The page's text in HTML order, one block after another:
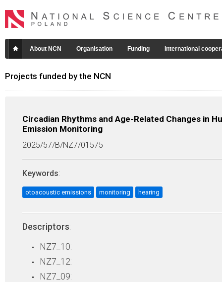
About NCN Organisation Funding International
Projects funded by the NCN
Circadian Rhythms and Age-Related Changes in
Emission Monitoring
2025/57/B/NZ7/01575
Keywords:
otoacoustic emissions monitoring hearing
Descriptors:
NZ7_10:
NZ7_12:
NZ7_09: